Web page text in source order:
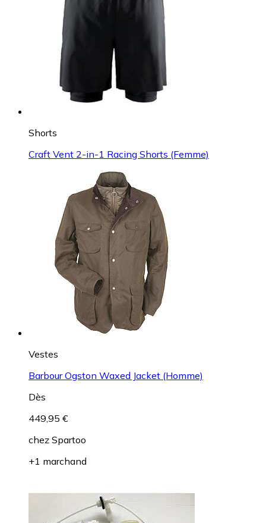
Shorts
Craft Vent 2-in-1 Racing Shorts (Femme)
Vestes
Barbour Ogston Waxed Jacket (Homme)
Dès
449,95 €
chez Spartoo
+1 marchand